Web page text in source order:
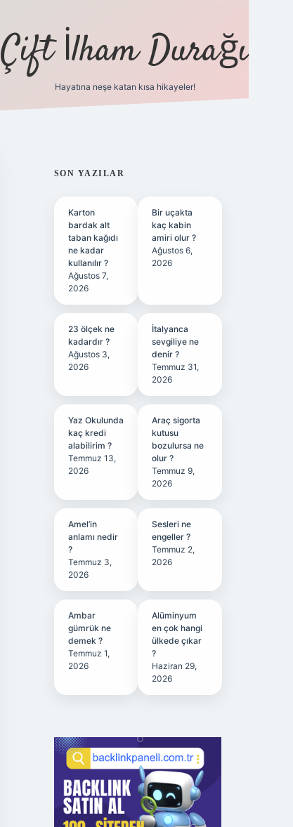
Çift İlham Durağı
Hayatına neşe katan kısa hikayeler!
SIDEBAR
SON YAZILAR
Karton
bardak alt
taban kağıdı
ne kadar
kullanılır ?
Ağustos 7,
2026
Bir uçakta
kaç kabin
amiri olur ?
Ağustos 6,
2026
23 ölçek ne
kadardır ?
Ağustos 3,
2026
İtalyanca
sevgiliye ne
denir ?
Temmuz 31,
2026
Yaz Okulunda
kaç kredi
alabilirim ?
Temmuz 13,
2026
Araç sigorta
kutusu
bozulursa ne
olur ?
Temmuz 9,
2026
Amel’in
anlamı nedir
?
Temmuz 3,
2026
Sesleri ne
engeller ?
Temmuz 2,
2026
Ambar
gümrük ne
demek ?
Temmuz 1,
2026
Alüminyum
en çok hangi
ülkede çıkar
?
Haziran 29,
2026